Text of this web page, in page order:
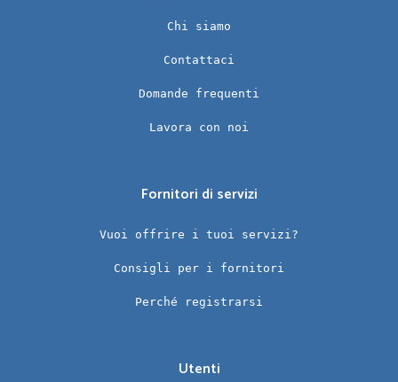
Chi siamo
Contattaci
Domande frequenti
Lavora con noi
Fornitori di servizi
Vuoi offrire i tuoi servizi?
Consigli per i fornitori
Perché registrarsi
Utenti